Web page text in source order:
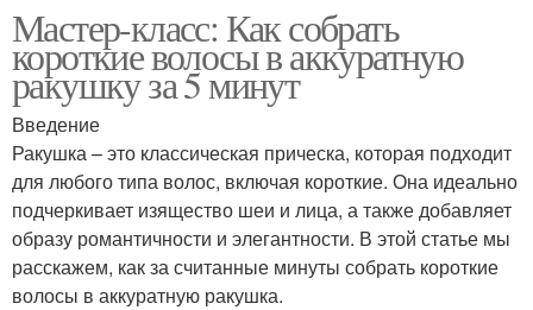
Укладка с ракушкой Вид при укладке
Мастер-класс: Как собрать
короткие волосы в аккуратную
ракушку за 5 минут
Введение
Ракушка – это классическая прическа, которая подходит
для любого типа волос, включая короткие. Она идеально
подчеркивает изящество шеи и лица, а также добавляет
образу романтичности и элегантности. В этой статье мы
расскажем, как за считанные минуты собрать короткие
волосы в аккуратную ракушка.